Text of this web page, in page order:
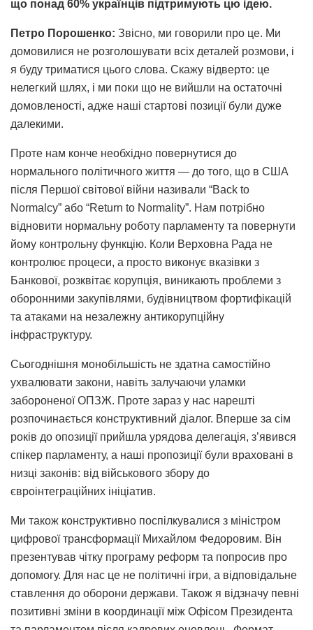
що понад 60% українців підтримують цю ідею.
Петро Порошенко: Звісно, ми говорили про це. Ми
домовилися не розголошувати всіх деталей розмови, і
я буду триматися цього слова. Скажу відверто: це
нелегкий шлях, і ми поки що не вийшли на остаточні
домовленості, адже наші стартові позиції були дуже
далекими.
Проте нам конче необхідно повернутися до
нормального політичного життя — до того, що в США
після Першої світової війни називали “Back to
Normalcy” або “Return to Normality”. Нам потрібно
відновити нормальну роботу парламенту та повернути
йому контрольну функцію. Коли Верховна Рада не
контролює процеси, а просто виконує вказівки з
Банкової, розквітає корупція, виникають проблеми з
оборонними закупівлями, будівництвом фортифікацій
та атаками на незалежну антикорупційну
інфраструктуру.
Сьогоднішня монобільшість не здатна самостійно
ухвалювати закони, навіть залучаючи уламки
забороненої ОПЗЖ. Проте зараз у нас нарешті
розпочинається конструктивний діалог. Вперше за сім
років до опозиції прийшла урядова делегація, з’явився
спікер парламенту, а наші пропозиції були враховані в
низці законів: від військового збору до
євроінтеграційних ініціатив.
Ми також конструктивно поспілкувалися з міністром
цифрової трансформації Михайлом Федоровим. Він
презентував чітку програму реформ та попросив про
допомогу. Для нас це не політичні ігри, а відповідальне
ставлення до оборони держави. Також я відзначу певні
позитивні зміни в координації між Офісом Президента